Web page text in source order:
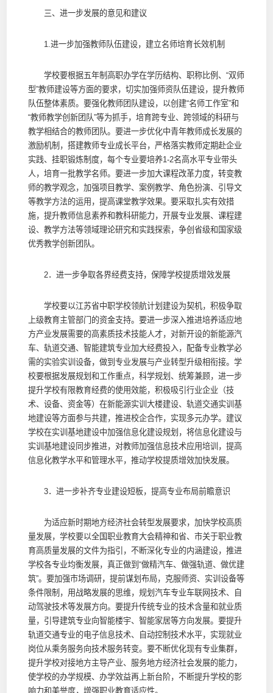
三、进一步发展的意见和建议
1.进一步加强教师队伍建设，建立名师培育长效机制
学校要根据五年制高职办学在学历结构、职称比例、“双师
型”教师建设等方面的要求，切实加强师资队伍建设，提升教师
队伍整体素质。要强化教师团队建设，以创建“名师工作室”和
“教师教学创新团队”等为抓手，培育跨专业、跨领域的科研与
教学相结合的教师团队。要进一步优化中青年教师成长发展的
激励机制，搭建教师专业成长平台，严格落实教师定期赴企业
实践、挂职锻炼制度，每个专业要培养1-2名高水平专业带头
人，培育一批教学名师。要进一步加大课程改革力度，转变教
师的教学观念，加强项目教学、案例教学、角色扮演、引导文
等教学方法的运用，提高课堂教学效果。要采取扎实有效措
施，提升教师信息素养和教科研能力，开展专业发展、课程建
设、教学方法等领域理论研究和实践探索，争创省级和国家级
优秀教学创新团队。
2．进一步争取各界经费支持，保障学校提质增效发展
学校要以江苏省中职学校领航计划建设为契机，积极争取
上级教育主管部门的资金支持。要进一步深入推进培养适应地
方产业发展需要的高素质技术技能人才，对新开设的新能源汽
车、轨道交通、智能建筑专业加大经费投入，配备专业教学必
需的实验实训设备，做到专业发展与产业转型升级相衔接。学
校要根据发展规划和工作重点，科学规划、统筹兼顾，进一步
提升学校有限教育经费的使用效能，积极吸引行业企业（技
术、设备、资金等）在新能源实训大楼建设、轨道交通实训基
地建设等方面参与共建，推进校企合作，实现多元办学。建议
学校在实训基地建设中加强信息化建设规划，将信息化建设与
实训基地建设同步推进，对教师加强信息技术应用培训，提高
信息化教学水平和管理水平，推动学校提质增效加快发展。
3．进一步补齐专业建设短板，提高专业布局前瞻意识
为适应新时期地方经济社会转型发展要求，加快学校高质
量发展，学校要以全国职业教育大会精神和省、市关于职业教
育高质量发展的文件为指引，不断深化专业的内涵建设，推进
学校各专业均衡发展，真正做到“做精汽车、做强轨道、做优建
筑”。要加强市场调研，提前谋划布局，克服师资、实训设备等
条件限制，用战略发展的思维，规划汽车专业车联网技术、自
动驾驶技术等发展方向。要提升传统专业的技术含量和就业质
量，引导建筑专业向智能楼宇、智能家居等方向发展。要提升
轨道交通专业的电子信息技术、自动控制技术水平，实现就业
岗位从乘务服务向技术服务转变。要不断优化现有专业集群，
提升学校对接地方主导产业、服务地方经济社会发展的能力，
使学校的办学规模、办学效益再上新台阶，不断提升学校的影
响力和美誉度，增强职业教育适应性。